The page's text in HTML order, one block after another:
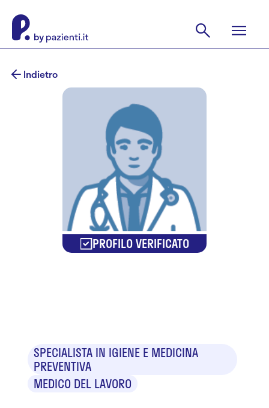
Indietro
PROFILO VERIFICATO
SPECIALISTA IN IGIENE E MEDICINA
PREVENTIVA
MEDICO DEL LAVORO